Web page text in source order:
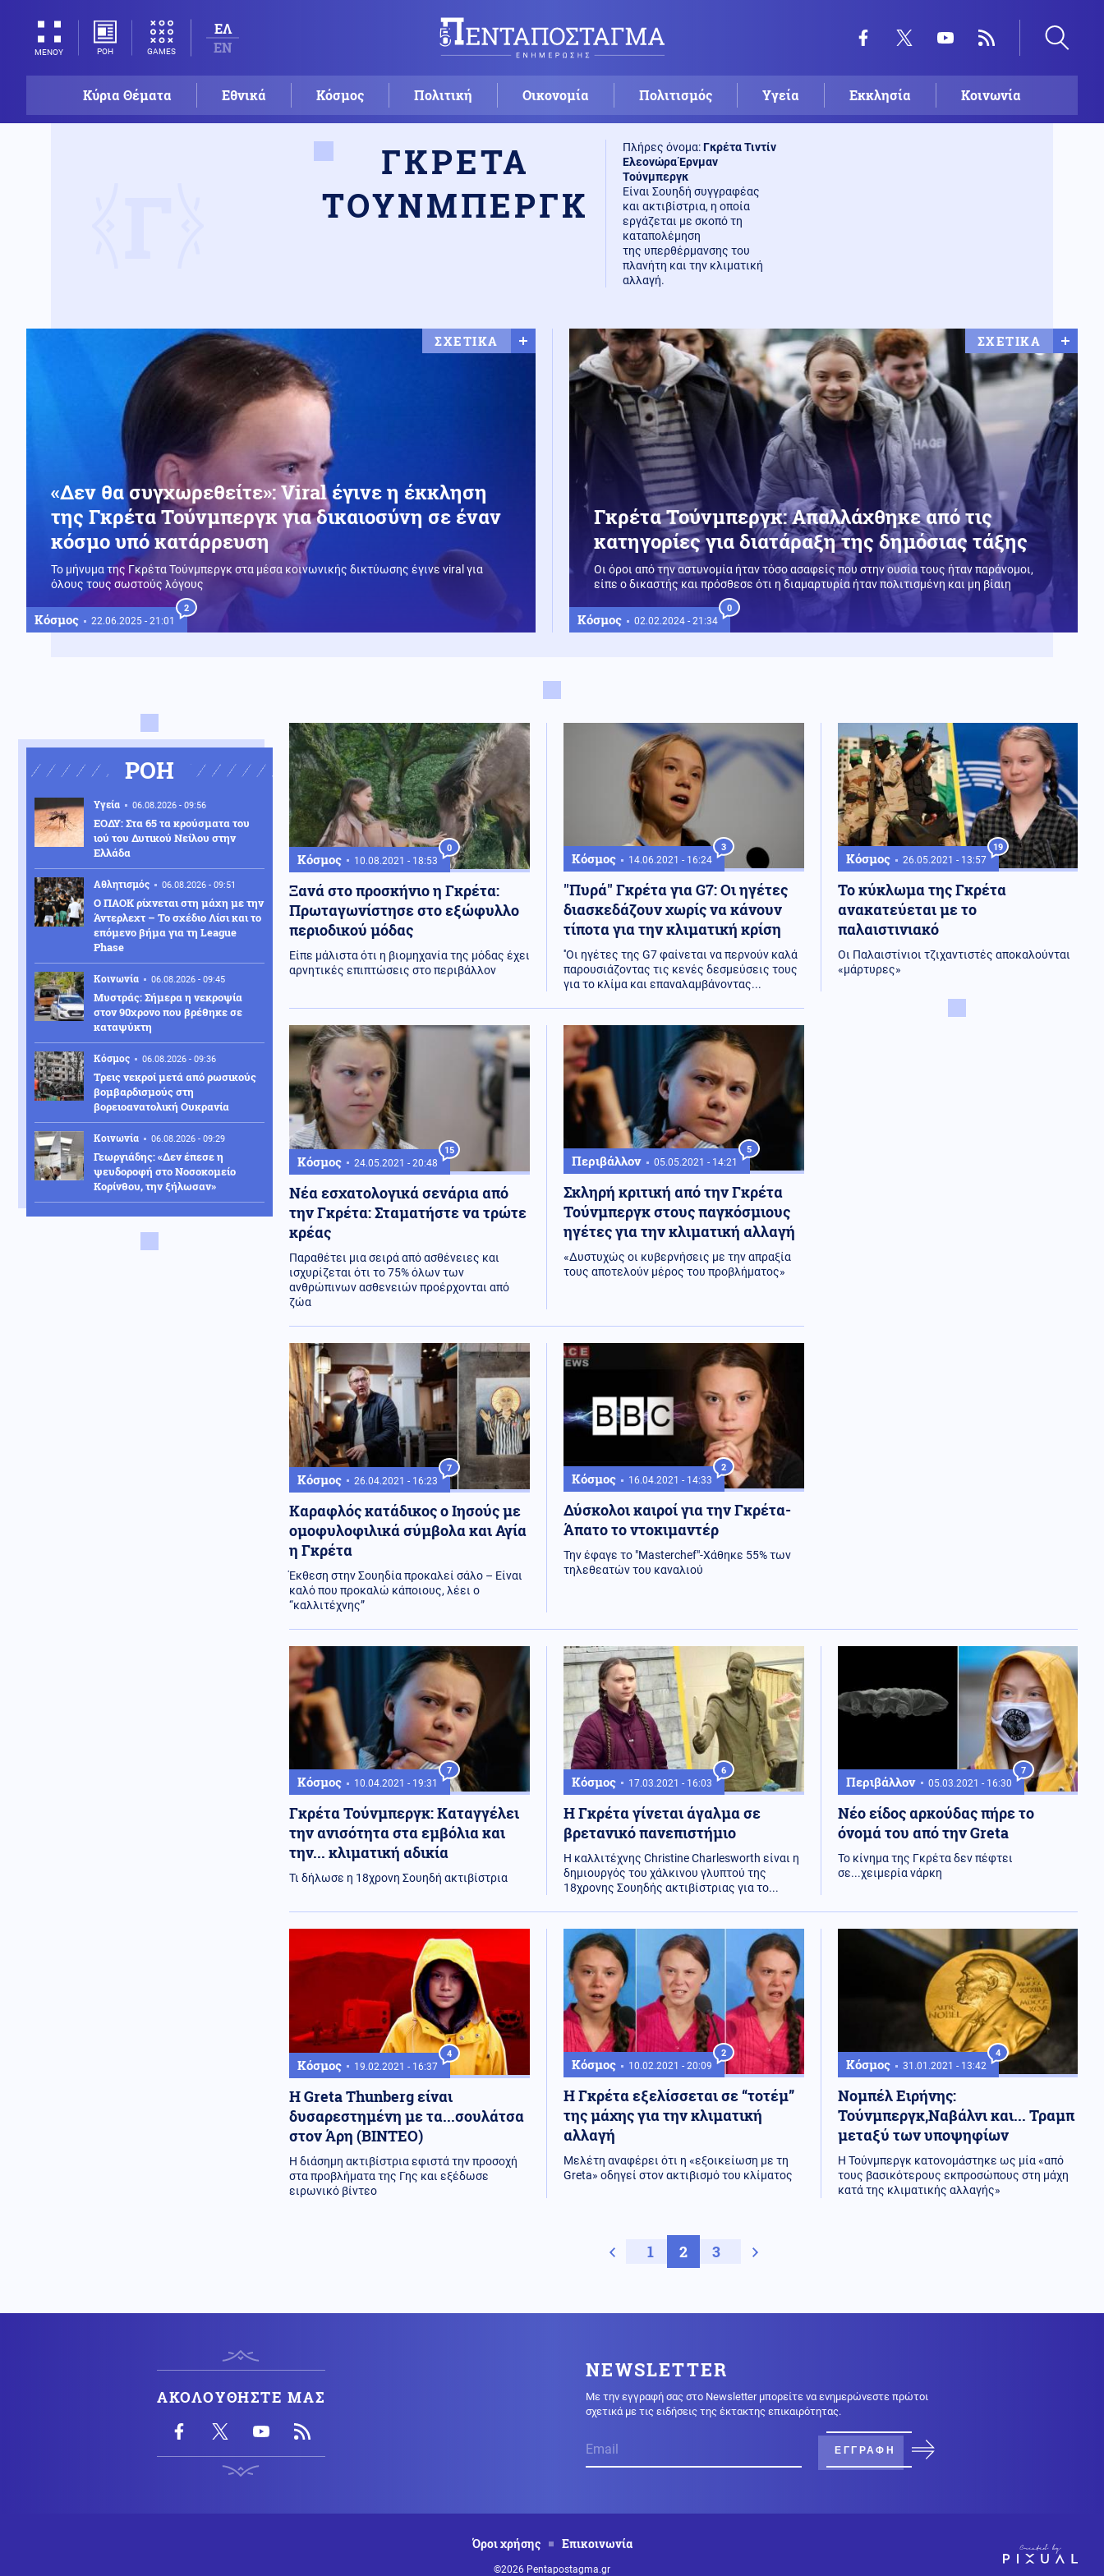
ΜΕΝΟΥ ΡΟΗ GAMES
ΕΛ
EN
Κύρια Θέματα Εθνικά Κόσμος Πολιτική Οικονομία Πολιτισμός Υγεία Εκκλησία Κοινωνία
ΓΚΡΕΤΑ
ΤΟΥΝΜΠΕΡΓΚ
Πλήρες όνομα: Γκρέτα Τιντίν
Ελεονώρα Έρνμαν
Τούνμπεργκ
Είναι Σουηδή συγγραφέας
και ακτιβίστρια, η οποία
εργάζεται με σκοπό τη
καταπολέμηση
της υπερθέρμανσης του
πλανήτη και την κλιματική
αλλαγή.
Κόσμος 22.06.2025 - 21:01
2
«Δεν θα συγχωρεθείτε»: Viral έγινε η έκκληση
της Γκρέτα Τούνμπεργκ για δικαιοσύνη σε έναν
κόσμο υπό κατάρρευση
Το μήνυμα της Γκρέτα Τούνμπεργκ στα μέσα κοινωνικής δικτύωσης έγινε viral για
όλους τους σωστούς λόγους
ΣΧΕΤΙΚΑ
Κόσμος 02.02.2024 - 21:34
0
Γκρέτα Τούνμπεργκ: Απαλλάχθηκε από τις
κατηγορίες για διατάραξη της δημόσιας τάξης
Οι όροι από την αστυνομία ήταν τόσο ασαφείς που στην ουσία τους ήταν παράνομοι,
είπε ο δικαστής και πρόσθεσε ότι η διαμαρτυρία ήταν πολιτισμένη και μη βίαιη
ΣΧΕΤΙΚΑ
Κόσμος 10.08.2021 - 18:53
0
Ξανά στο προσκήνιο η Γκρέτα:
Πρωταγωνίστησε στο εξώφυλλο
περιοδικού μόδας
Είπε μάλιστα ότι η βιομηχανία της μόδας έχει
αρνητικές επιπτώσεις στο περιβάλλον
Κόσμος 14.06.2021 - 16:24
3
''Πυρά'' Γκρέτα για G7: Οι ηγέτες
διασκεδάζουν χωρίς να κάνουν
τίποτα για την κλιματική κρίση
''Οι ηγέτες της G7 φαίνεται να περνούν καλά
παρουσιάζοντας τις κενές δεσμεύσεις τους
για το κλίμα και επαναλαμβάνοντας...
Κόσμος 26.05.2021 - 13:57
19
Το κύκλωμα της Γκρέτα
ανακατεύεται με το
παλαιστινιακό
Οι Παλαιστίνιοι τζιχαντιστές αποκαλούνται
«μάρτυρες»
Κόσμος 24.05.2021 - 20:48
15
Νέα εσχατολογικά σενάρια από
την Γκρέτα: Σταματήστε να τρώτε
κρέας
Παραθέτει μια σειρά από ασθένειες και
ισχυρίζεται ότι το 75% όλων των
ανθρώπινων ασθενειών προέρχονται από
ζώα
Περιβάλλον 05.05.2021 - 14:21
5
Σκληρή κριτική από την Γκρέτα
Τούνμπεργκ στους παγκόσμιους
ηγέτες για την κλιματική αλλαγή
«Δυστυχώς οι κυβερνήσεις με την απραξία
τους αποτελούν μέρος του προβλήματος»
Κόσμος 26.04.2021 - 16:23
7
Καραφλός κατάδικος ο Ιησούς με
ομοφυλοφιλικά σύμβολα και Αγία
η Γκρέτα
Έκθεση στην Σουηδία προκαλεί σάλο – Είναι
καλό που προκαλώ κάποιους, λέει ο
“καλλιτέχνης”
Κόσμος 16.04.2021 - 14:33
2
Δύσκολοι καιροί για την Γκρέτα-
Άπατο το ντοκιμαντέρ
Την έφαγε το "Masterchef"-Χάθηκε 55% των
τηλεθεατών του καναλιού
Κόσμος 10.04.2021 - 19:31
7
Γκρέτα Τούνμπεργκ: Καταγγέλει
την ανισότητα στα εμβόλια και
την... κλιματική αδικία
Τι δήλωσε η 18χρονη Σουηδή ακτιβίστρια
Κόσμος 17.03.2021 - 16:03
6
Η Γκρέτα γίνεται άγαλμα σε
βρετανικό πανεπιστήμιο
Η καλλιτέχνης Christine Charlesworth είναι η
δημιουργός του χάλκινου γλυπτού της
18χρονης Σουηδής ακτιβίστριας για το...
Περιβάλλον 05.03.2021 - 16:30
7
Νέο είδος αρκούδας πήρε το
όνομά του από την Greta
Το κίνημα της Γκρέτα δεν πέφτει
σε...χειμερία νάρκη
Κόσμος 19.02.2021 - 16:37
4
Η Greta Thunberg είναι
δυσαρεστημένη με τα...σουλάτσα
στον Άρη (ΒΙΝΤΕΟ)
Η διάσημη ακτιβίστρια εφιστά την προσοχή
στα προβλήματα της Γης και εξέδωσε
ειρωνικό βίντεο
Κόσμος 10.02.2021 - 20:09
2
Η Γκρέτα εξελίσσεται σε “τοτέμ”
της μάχης για την κλιματική
αλλαγή
Μελέτη αναφέρει ότι η «εξοικείωση με τη
Greta» οδηγεί στον ακτιβισμό του κλίματος
Κόσμος 31.01.2021 - 13:42
4
Νομπέλ Ειρήνης:
Τούνμπεργκ,Nαβάλνι και... Τραμπ
μεταξύ των υποψηφίων
Η Τούνμπεργκ κατονομάστηκε ως μία «από
τους βασικότερους εκπροσώπους στη μάχη
κατά της κλιματικής αλλαγής»
Προηγούμενη σελίδα
1 2 3 Next page
ΡΟΗ
Υγεία 06.08.2026 - 09:56
ΕΟΔΥ: Στα 65 τα κρούσματα του
ιού του Δυτικού Νείλου στην
Ελλάδα
Αθλητισμός 06.08.2026 - 09:51
Ο ΠΑΟΚ ρίχνεται στη μάχη με την
Άντερλεχτ – Το σχέδιο Λίσι και το
επόμενο βήμα για τη League
Phase
Κοινωνία 06.08.2026 - 09:45
Μυστράς: Σήμερα η νεκροψία
στον 90χρονο που βρέθηκε σε
καταψύκτη
Κόσμος 06.08.2026 - 09:36
Τρεις νεκροί μετά από ρωσικούς
βομβαρδισμούς στη
βορειοανατολική Ουκρανία
Κοινωνία 06.08.2026 - 09:29
Γεωργιάδης: «Δεν έπεσε η
ψευδοροφή στο Νοσοκομείο
Κορίνθου, την ξήλωσαν»
ΗΠΑ 06.08.2026 - 09:29
Τραμπ: «Έχουμε τεράστιο
οπλοστάσιο για το Ιράν -
Εισβολή ακρίδων στη Ρωσία:
Παρασκήνιο Γ' Παγκοσμίου:
διάλογο λίγο πριν το απόλυτο
αμερικανικό χτύπημα
ΑΚΟΛΟΥΘΗΣΤΕ ΜΑΣ
NEWSLETTER
Με την εγγραφή σας στο Newsletter μπορείτε να ενημερώνεστε πρώτοι
σχετικά με τις ειδήσεις της έκτακτης επικαιρότητας.
ΕΓΓΡΑΦΗ
Όροι χρήσης Επικοινωνία
©2026 Pentapostagma.gr